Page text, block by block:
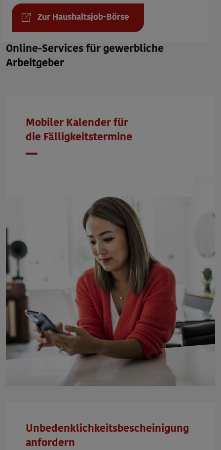
Zur Haushaltsjob-Börse
Online-Services für gewerbliche
Arbeitgeber
Mobiler Kalender für
die Fälligkeitstermine
Unbedenklichkeitsbescheinigung
anfordern